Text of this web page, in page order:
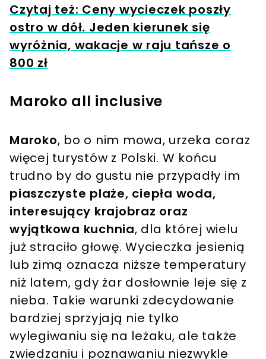
Czytaj też: Ceny wycieczek poszły
ostro w dół. Jeden kierunek się
wyróżnia, wakacje w raju tańsze o
800 zł
Maroko all inclusive
Maroko, bo o nim mowa, urzeka coraz
więcej turystów z Polski. W końcu
trudno by do gustu nie przypadły im
piaszczyste plaże, ciepła woda,
interesujący krajobraz oraz
wyjątkowa kuchnia, dla której wielu
już straciło głowę. Wycieczka jesienią
lub zimą oznacza niższe temperatury
niż latem, gdy żar dosłownie leje się z
nieba. Takie warunki zdecydowanie
bardziej sprzyjają nie tylko
wylegiwaniu się na leżaku, ale także
zwiedzaniu i poznawaniu niezwykle